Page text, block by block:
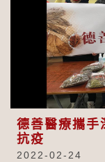
德善醫療攜手
抗疫
2022-02-24